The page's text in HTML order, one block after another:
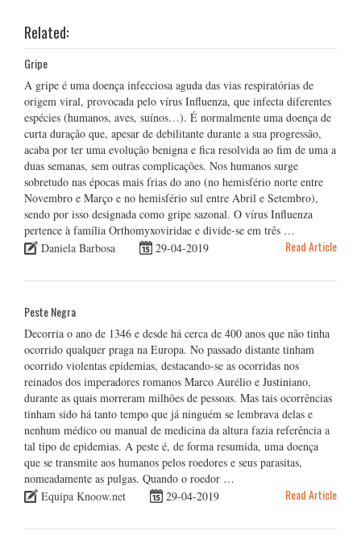
Related:
Gripe
A gripe é uma doença infecciosa aguda das vias respiratórias de
origem viral, provocada pelo vírus Influenza, que infecta diferentes
espécies (humanos, aves, suínos…). É normalmente uma doença de
curta duração que, apesar de debilitante durante a sua progressão,
acaba por ter uma evolução benigna e fica resolvida ao fim de uma a
duas semanas, sem outras complicações. Nos humanos surge
sobretudo nas épocas mais frias do ano (no hemisfério norte entre
Novembro e Março e no hemisfério sul entre Abril e Setembro),
sendo por isso designada como gripe sazonal. O vírus Influenza
pertence à família Orthomyxoviridae e divide-se em três …
Daniela Barbosa
29-04-2019 Read Article
Peste Negra
Decorria o ano de 1346 e desde há cerca de 400 anos que não tinha
ocorrido qualquer praga na Europa. No passado distante tinham
ocorrido violentas epidemias, destacando-se as ocorridas nos
reinados dos imperadores romanos Marco Aurélio e Justiniano,
durante as quais morreram milhões de pessoas. Mas tais ocorrências
tinham sido há tanto tempo que já ninguém se lembrava delas e
nenhum médico ou manual de medicina da altura fazia referência a
tal tipo de epidemias. A peste é, de forma resumida, uma doença
que se transmite aos humanos pelos roedores e seus parasitas,
nomeadamente as pulgas. Quando o roedor …
Equipa Knoow.net
29-04-2019 Read Article